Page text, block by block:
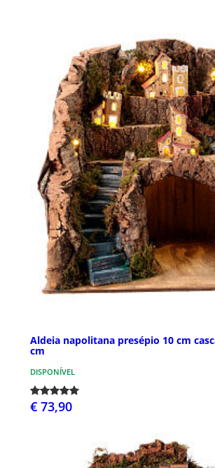
Aldeia napolitana presépio 10 cm
cm
DISPONÍVEL
€ 73,90